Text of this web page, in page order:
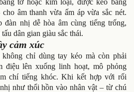
tơ hoặc kim loại, được kéo bằng
âm thanh vừa ấm áp vừa sắc nét.
nhị dễ hòa âm cùng tiếng trống,
dân gian giàu sắc thái.
cảm xúc
chỉ dùng tay kéo mà còn phải
điệu lên xuống linh hoạt, mô phỏng
chí tiếng khóc. Khi kết hợp với rối
như thổi hồn vào nhân vật – từ chú